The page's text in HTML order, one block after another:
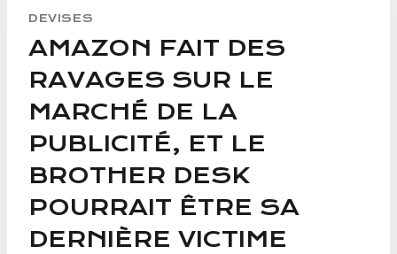
DEVISES
AMAZON FAIT DES
RAVAGES SUR LE
MARCHÉ DE LA
PUBLICITÉ, ET LE
BROTHER DESK
POURRAIT ÊTRE SA
DERNIÈRE VICTIME